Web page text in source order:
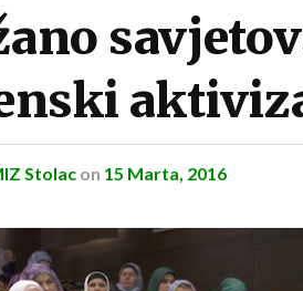
Stolac on 15 Marta, 2016